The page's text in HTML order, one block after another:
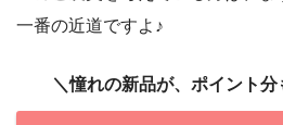
一番の近道ですよ♪
＼憧れの新品が、ポイント